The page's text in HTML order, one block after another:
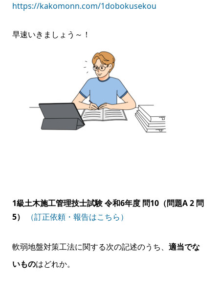
https://kakomonn.com/1dobokusekou
早速いきましょう～！
1級土木施工管理技士試験 令和6年度 問10（問題A 2 問
5）
（訂正依頼・報告はこちら）
軟弱地盤対策工法に関する次の記述のうち、 適当でな
いものはどれか。